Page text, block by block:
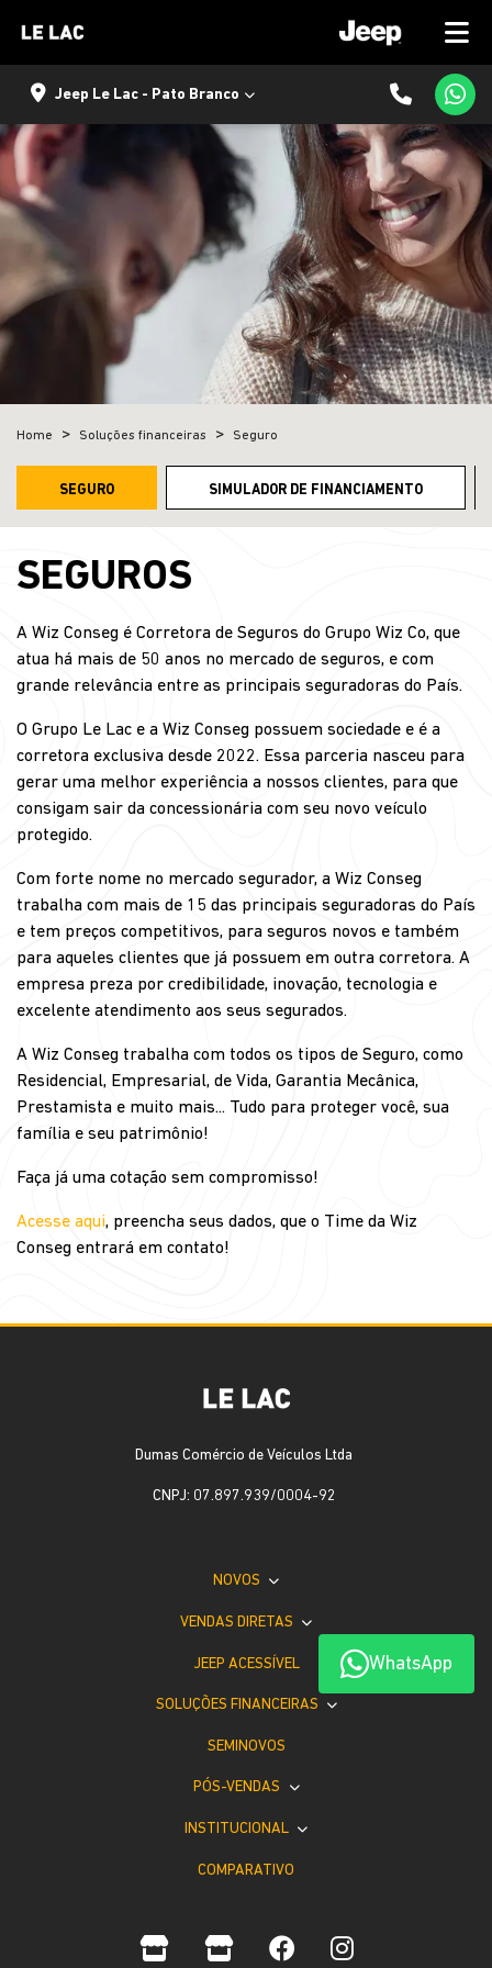
Jeep Le Lac - Pato Branco
Home Soluções financeiras Seguro
SIMULADOR DE FINANCIAMENTO
SEGURO
SEGUROS
A Wiz Conseg é Corretora de Seguros do Grupo Wiz Co, que
atua há mais de 50 anos no mercado de seguros, e com
grande relevância entre as principais seguradoras do País.
O Grupo Le Lac e a Wiz Conseg possuem sociedade e é a
corretora exclusiva desde 2022. Essa parceria nasceu para
gerar uma melhor experiência a nossos clientes, para que
consigam sair da concessionária com seu novo veículo
protegido.
Com forte nome no mercado segurador, a Wiz Conseg
trabalha com mais de 15 das principais seguradoras do País
e tem preços competitivos, para seguros novos e também
para aqueles clientes que já possuem em outra corretora. A
empresa preza por credibilidade, inovação, tecnologia e
excelente atendimento aos seus segurados.
A Wiz Conseg trabalha com todos os tipos de Seguro, como
Residencial, Empresarial, de Vida, Garantia Mecânica,
Prestamista e muito mais... Tudo para proteger você, sua
família e seu patrimônio!
Faça já uma cotação sem compromisso!
Acesse aqui, preencha seus dados, que o Time da Wiz
Conseg entrará em contato!
WhatsApp
Dumas Comércio de Veículos Ltda
CNPJ: 07.897.939/0004-92
NOVOS
VENDAS DIRETAS
JEEP ACESSÍVEL
SOLUÇÕES FINANCEIRAS
SEMINOVOS
PÓS-VENDAS
INSTITUCIONAL
COMPARATIVO